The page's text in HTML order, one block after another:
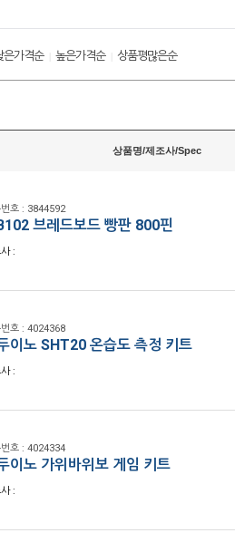
은가격순| 높은가격순| 상품평많은순
상품명/제조사/Spec
번호 : 3844592
브레드보드 빵판 800핀
:
번호 : 4024368
이노 SHT20 온습도 측정 키트
:
번호 : 4024334
이노 가위바위보 게임 키트
: